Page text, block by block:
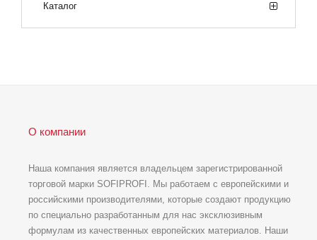
Каталог
О компании
Наша компания является владельцем зарегистрированной
торговой марки SOFIPROFI. Мы работаем с европейскими и
российскими производителями, которые создают продукцию
по специально разработанным для нас эксклюзивным
формулам из качественных европейских материалов. Наши